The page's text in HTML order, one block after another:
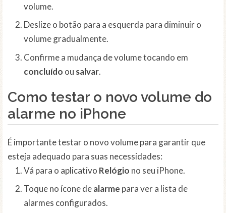
volume.
Deslize o botão para a esquerda para diminuir o
volume gradualmente.
Confirme a mudança de volume tocando em
concluído ou salvar.
Como testar o novo volume do
alarme no iPhone
É importante testar o novo volume para garantir que
esteja adequado para suas necessidades:
Vá para o aplicativo Relógio no seu iPhone.
Toque no ícone dealarme para ver a lista de
alarmes configurados.